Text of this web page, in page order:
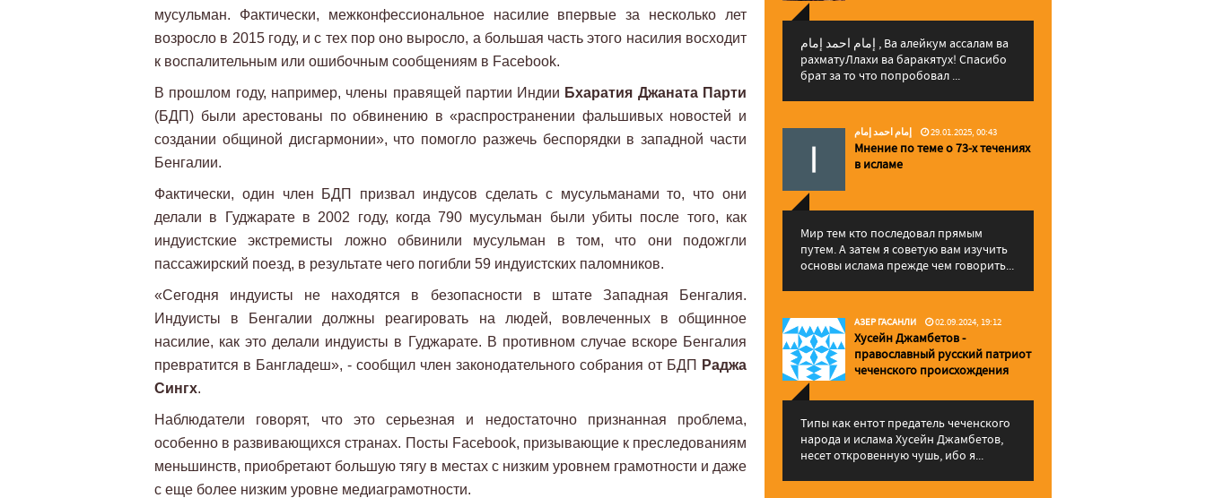
мусульман. Фактически, межконфессиональное насилие впервые за несколько лет
возросло в 2015 году, и с тех пор оно выросло, а большая часть этого насилия восходит
к воспалительным или ошибочным сообщениям в Facebook.
В прошлом году, например, члены правящей партии Индии Бхаратия Джаната Парти
(БДП) были арестованы по обвинению в «распространении фальшивых новостей и
создании общиной дисгармонии», что помогло разжечь беспорядки в западной части
Бенгалии.
Фактически, один член БДП призвал индусов сделать с мусульманами то, что они
делали в Гуджарате в 2002 году, когда 790 мусульман были убиты после того, как
индуистские экстремисты ложно обвинили мусульман в том, что они подожгли
пассажирский поезд, в результате чего погибли 59 индуистских паломников.
«Сегодня индуисты не находятся в безопасности в штате Западная Бенгалия.
Индуисты в Бенгалии должны реагировать на людей, вовлеченных в общинное
насилие, как это делали индуисты в Гуджарате. В противном случае вскоре Бенгалия
превратится в Бангладеш», - сообщил член законодательного собрания от БДП
Раджа
Сингх.
Наблюдатели говорят, что это серьезная и недостаточно признанная проблема,
особенно в развивающихся странах. Посты Facebook, призывающие к преследованиям
меньшинств, приобретают большую тягу в местах с низким уровнем грамотности и даже
с еще более низким уровне медиаграмотности.
إمام احمد إمام , Ва алейкум ассалам ва
рахматуЛлахи ва баракятух! Спасибо
брат за то что попробовал ...
إمام احمد إمام 29.01.2025, 00:43
Мнение по теме о 73-х течениях
в исламе
Мир тем кто последовал прямым
путем. А затем я советую вам изучить
основы ислама прежде чем говорить...
АЗЕР ГАСАНЛИ 02.09.2024, 19:12
Хусейн Джамбетов -
православный русский патриот
чеченского происхождения
Типы как ентот предатель чеченского
народа и ислама Хусейн Джамбетов,
несет откровенную чушь, ибо я...